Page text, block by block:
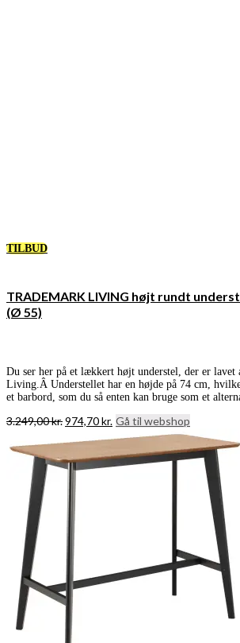
TILBUD
TRADEMARK LIVING højt rundt
(Ø 55)
Du ser her på et lækkert højt understel, der er lavet
Living.Â Understellet har en højde på 74 cm,
et barbord, som du så enten kan bruge som et
3.249,00kr.Den
pris
var:
3.249,00 kr..
974,70kr. Den
aktuelle
er:
974,70 kr..
Gå til webshop